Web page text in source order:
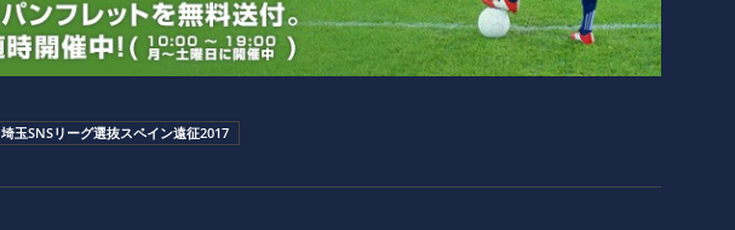
埼玉SNSリーグ選抜スペイン遠征2017